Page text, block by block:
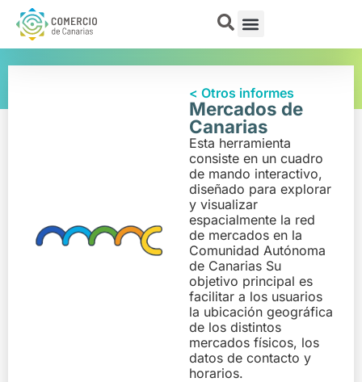
< Otros informes
Mercados de
Canarias
Esta herramienta
consiste en un cuadro
de mando interactivo,
diseñado para explorar
y visualizar
espacialmente la red
de mercados en la
Comunidad Autónoma
de Canarias Su
objetivo principal es
facilitar a los usuarios
la ubicación geográfica
de los distintos
mercados físicos, los
datos de contacto y
horarios.